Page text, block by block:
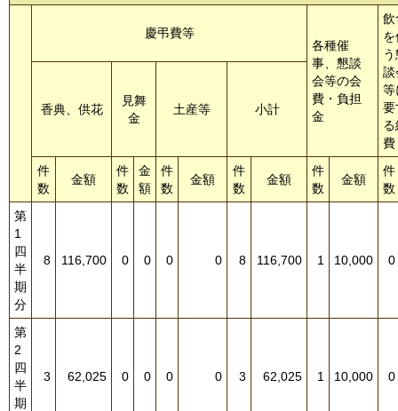
慶弔費等
各種催
事、懇談
会等の会
費・負担
金
飲
談
等
要
費
香典、供花
見舞
金
土産等 小計
件
数
金額
件
数
金
額
件
数
金額
件
数
金額
件
数
金額
件
数
第
1
四
半
期
分
8 116,700 0 0 0 0 8 116,700 1 10,000 0
第
2
四
半
期
3 62,025 0 0 0 0 3 62,025 1 10,000 0